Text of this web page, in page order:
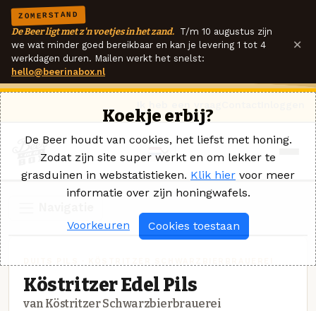
ZOMERSTAND
De Beer ligt met z'n voetjes in het zand. T/m 10 augustus zijn
we wat minder goed bereikbaar en kan je levering 1 tot 4
werkdagen duren. Mailen werkt het snelst:
hello@beerinabox.nl
×
Köstritzer Edel Pils
van Köstritzer Schwarzbierbrauerei
Koekje erbij?
De Beer houdt van cookies, het liefst met honing.
Zodat zijn site super werkt en om lekker te
grasduinen in webstatistieken. Klik hier voor meer
informatie over zijn honingwafels.
Voorkeuren Cookies toestaan